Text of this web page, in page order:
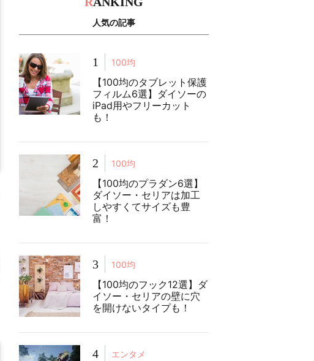
人気の記事
1 100均
【100均のタブレット保護
フィルム6選】ダイソーの
iPad用やフリーカット
も！
2 100均
【100均のプラダン6選】
ダイソー・セリアは加工
しやすくてサイズも豊
富！
3 100均
【100均のフック12選】ダ
イソー・セリアの壁に穴
を開けないタイプも！
4 エンタメ